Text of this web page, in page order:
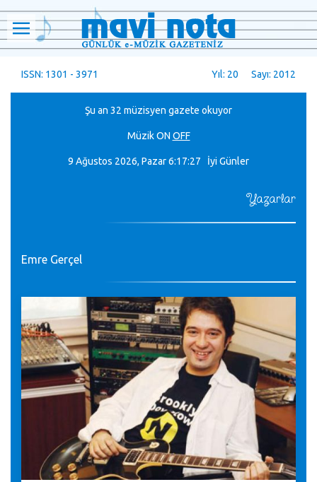
ISSN: 1301 - 3971 Yıl: 20 Sayı: 2012
Şu an 32 müzisyen gazete okuyor
MüzikON OFF
9 Ağustos 2026, Pazar6:17:28 İyi Günler
Yazarlar
Emre Gerçel